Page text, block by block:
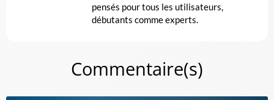
pensés pour tous les utilisateurs,
débutants comme experts.
Commentaire(s)